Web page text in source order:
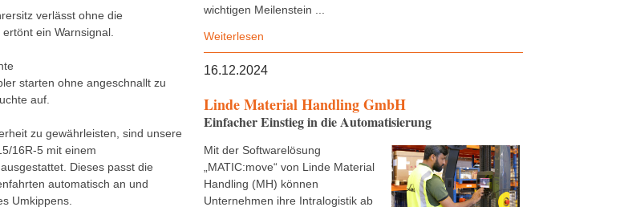
wichtigen Meilenstein ...
Weiterlesen
16.12.2024
Linde Material Handling GmbH
Einfacher Einstieg in die Automatisierung
Mit der Softwarelösung
„MATIC:move“ von Linde Material
Handling (MH) können
Unternehmen ihre Intralogistik ab
verlässt ohne die
ein Warnsignal.
starten ohne angeschnallt zu
auf.
zu gewährleisten, sind unsere
16R-5 mit einem
Dieses passt die
automatisch an und
Umkippens.